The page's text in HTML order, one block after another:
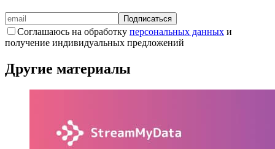
Подписаться
Соглашаюсь на обработку персональных данных и
получение индивидуальных предложений
Другие материалы